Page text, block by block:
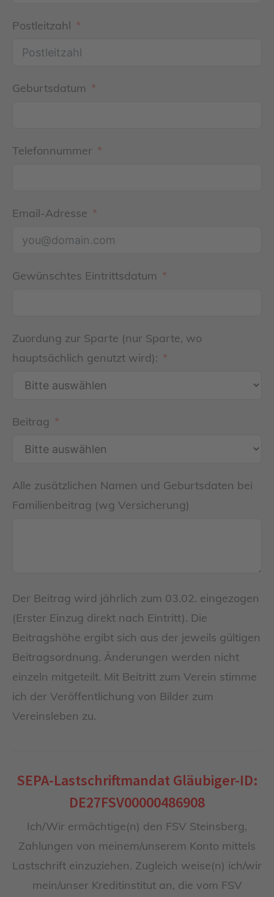
Postleitzahl
Geburtsdatum
Telefonnummer
Email-Adresse
Gewünschtes Eintrittsdatum
Zuordung zur Sparte (nur Sparte, wo
hauptsächlich genutzt wird):
Beitrag
Alle zusätzlichen Namen und Geburtsdaten bei
Familienbeitrag (wg Versicherung)
Der Beitrag wird jährlich zum 03.02. eingezogen
(Erster Einzug direkt nach Eintritt). Die
Beitragshöhe ergibt sich aus der jeweils gültigen
Beitragsordnung. Änderungen werden nicht
einzeln mitgeteilt. Mit Beitritt zum Verein stimme
ich der Veröffentlichung von Bilder zum
Vereinsleben zu.
SEPA-Lastschriftmandat Gläubiger-ID:
DE27FSV00000486908
Ich/Wir ermächtige(n) den FSV Steinsberg,
Zahlungen von meinem/unserem Konto mittels
Lastschrift einzuziehen. Zugleich weise(n) ich/wir
mein/unser Kreditinstitut an, die vom FSV